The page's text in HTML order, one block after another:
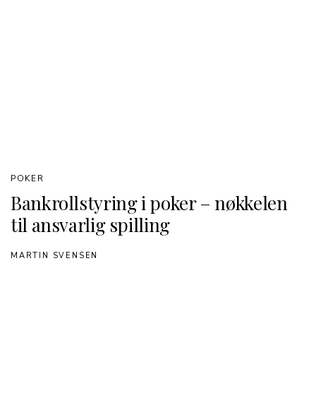
Bankrollstyring i poker – nøkkelen
til ansvarlig spilling
POKER
MARTIN SVENSEN